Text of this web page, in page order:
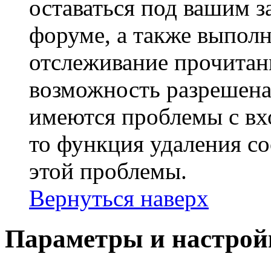
оставаться под вашим
форуме, а также
отслеживание
возможность
имеются проблемы с
то функция удаления
этой проблемы.
Вернуться наверх
Параметры и